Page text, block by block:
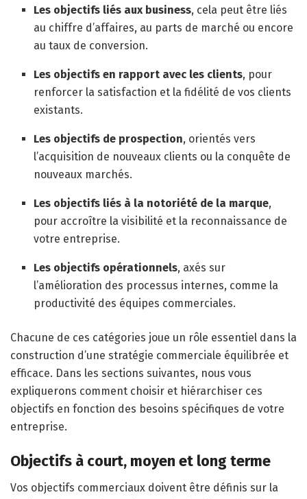
Les objectifs liés aux business, cela peut être liés
au chiffre d’affaires, au parts de marché ou encore
au taux de conversion.
Les objectifs en rapport avec les clients, pour
renforcer la satisfaction et la fidélité de vos clients
existants.
Les objectifs de prospection, orientés vers
l’acquisition de nouveaux clients ou la conquête de
nouveaux marchés.
Les objectifs liés à la notoriété de la marque,
pour accroître la visibilité et la reconnaissance de
votre entreprise.
Les objectifs opérationnels, axés sur
l’amélioration des processus internes, comme la
productivité des équipes commerciales.
Chacune de ces catégories joue un rôle essentiel dans la
construction d’une stratégie commerciale équilibrée et
efficace. Dans les sections suivantes, nous vous
expliquerons comment choisir et hiérarchiser ces
objectifs en fonction des besoins spécifiques de votre
entreprise.
Objectifs à court, moyen et long terme
Vos objectifs commerciaux doivent être définis sur la